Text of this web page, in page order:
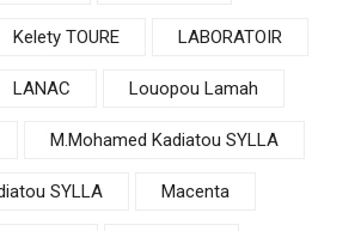
Kelety TOURE LABORATOIR
LANAC Louopou Lamah
M.Mohamed Kadiatou SYLLA
SYLLA Macenta